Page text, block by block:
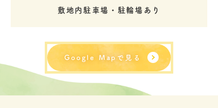
敷地内駐車場・駐輪場あり
Google Mapで見る